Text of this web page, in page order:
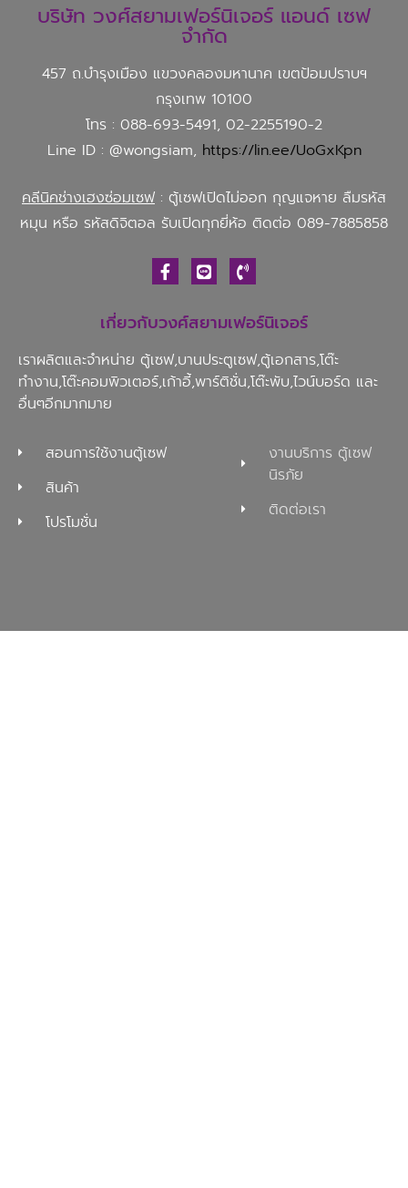
บริษัท วงศ์สยามเฟอร์นิเจอร์ แอนด์ เซฟ
จำกัด
457 ถ.บำรุงเมือง แขวงคลองมหานาค เขตป้อมปราบฯ
กรุงเทพ 10100
โทร : 088-693-5491, 02-2255190-2
Line ID : @wongsiam, https://lin.ee/UoGxKpn
คลีนิคช่างเฮงซ่อมเซฟ : ตู้เซฟเปิดไม่ออก กุญแจหาย ลืมรหัส
หมุน หรือ รหัสดิจิตอล รับเปิดทุกยี่ห้อ ติดต่อ 089-7885858
เกี่ยวกับวงศ์สยามเฟอร์นิเจอร์
เราผลิตและจำหน่าย ตู้เซฟ,บานประตูเซฟ,ตู้เอกสาร,โต๊ะ
ทำงาน,โต๊ะคอมพิวเตอร์,เก้าอี้,พาร์ติชั่น,โต๊ะพับ,ไวน์บอร์ด และ
อื่นๆอีกมากมาย
สอนการใช้งานตู้เซฟ
สินค้า
โปรโมชั่น
งานบริการ ตู้เซฟ
นิรภัย
ติดต่อเรา